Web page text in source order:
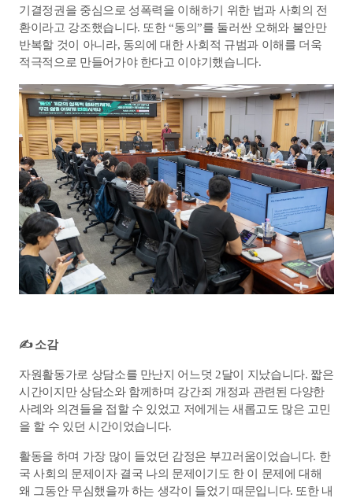
기결정권을 중심으로 성폭력을 이해하기 위한 법과 사회의 전
환이라고 강조했습니다. 또한 “동의”를 둘러싼 오해와 불안만
반복할 것이 아니라, 동의에 대한 사회적 규범과 이해를 더욱
적극적으로 만들어가야 한다고 이야기했습니다.
✍️ 소감
자원활동가로 상담소를 만난지 어느덧 2달이 지났습니다. 짧은
시간이지만 상담소와 함께하며 강간죄 개정과 관련된 다양한
사례와 의견들을 접할 수 있었고 저에게는 새롭고도 많은 고민
을 할 수 있던 시간이었습니다.
활동을 하며 가장 많이 들었던 감정은 부끄러움이었습니다. 한
국 사회의 문제이자 결국 나의 문제이기도 한 이 문제에 대해
왜 그동안 무심했을까 하는 생각이 들었기 때문입니다. 또한 내